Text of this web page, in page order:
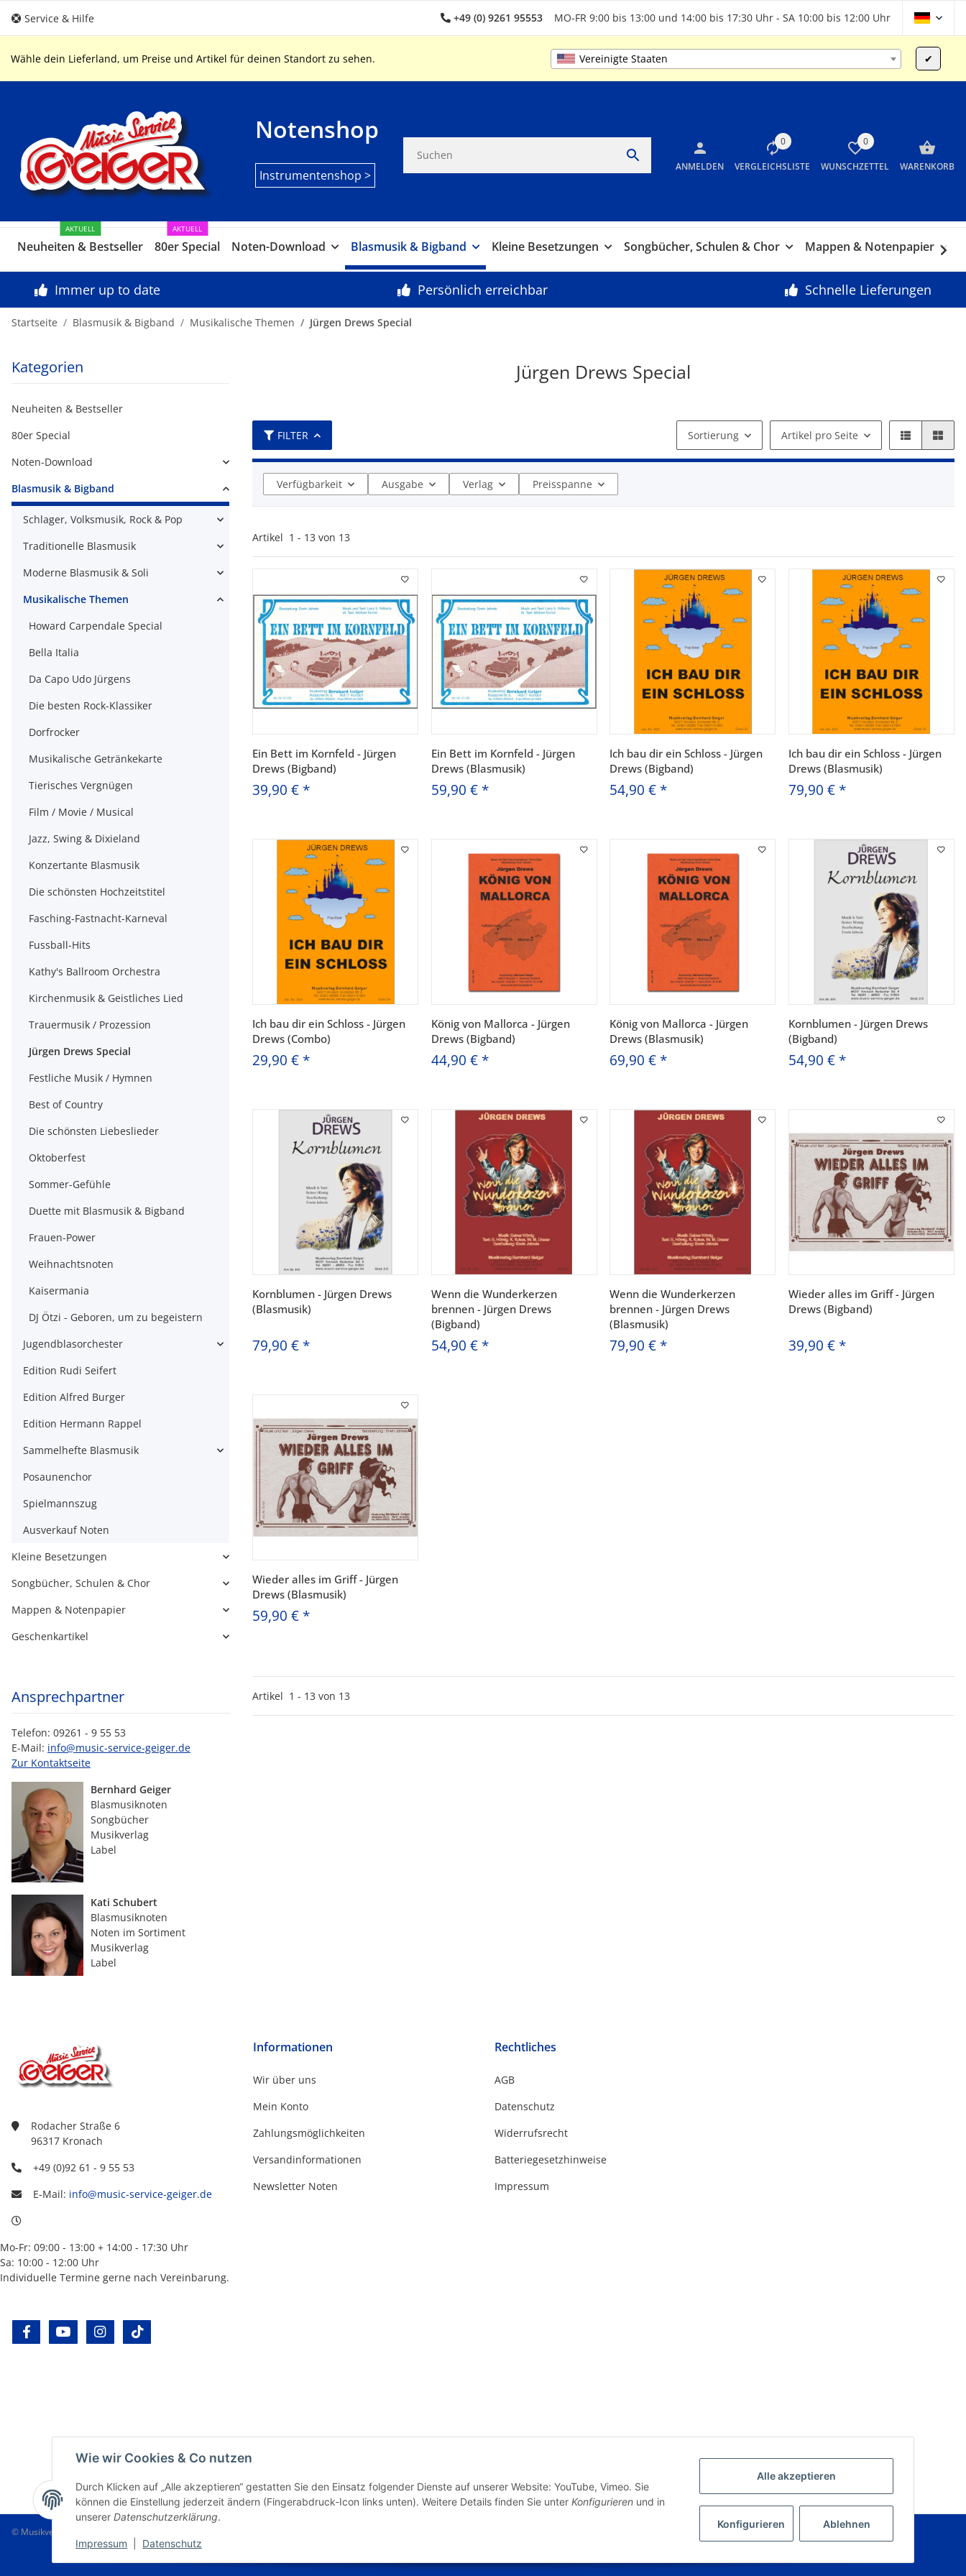
Wie wir Cookies & Co nutzen
Durch Klicken auf „Alle akzeptieren“ gestatten Sie den Einsatz folgender Dienste auf unserer Website: YouTube, Vimeo. Sie
können die Einstellung jederzeit ändern (Fingerabdruck-Icon links unten). Weitere Details finden Sie unter Konfigurieren und in
unserer Datenschutzerklärung.
Impressum Datenschutz
Alle akzeptieren
Konfigurieren Ablehnen
Service & Hilfe +49 (0) 9261 95553 MO-FR 9:00 bis 13:00 und 14:00 bis 17:30 Uhr - SA 10:00 bis 12:00 Uhr
Wähle dein Lieferland, um Preise und Artikel für deinen Standort zu sehen. Vereinigte Staaten ✔
Notenshop
Instrumentenshop >
ANMELDEN
0
VERGLEICHSLISTE
0
WUNSCHZETTEL WARENKORB
Neuheiten & Bestseller
AKTUELL
80er Special
AKTUELL
Noten-Download Blasmusik & Bigband Kleine Besetzungen Songbücher, Schulen & Chor Mappen & Notenpapier
Immer up to date Persönlich erreichbar Schnelle Lieferungen
Startseite Blasmusik & Bigband Musikalische Themen Jürgen Drews Special
Jürgen Drews Special
FILTER Sortierung Artikel pro Seite
Verfügbarkeit Ausgabe Verlag Preisspanne
Artikel 1 - 13 von 13
Ein Bett im Kornfeld - Jürgen
Drews (Bigband)
39,90 € *
Ein Bett im Kornfeld - Jürgen
Drews (Blasmusik)
59,90 € *
Ich bau dir ein Schloss - Jürgen
Drews (Bigband)
54,90 € *
Ich bau dir ein Schloss - Jürgen
Drews (Blasmusik)
79,90 € *
Ich bau dir ein Schloss - Jürgen
Drews (Combo)
29,90 € *
König von Mallorca - Jürgen
Drews (Bigband)
44,90 € *
König von Mallorca - Jürgen
Drews (Blasmusik)
69,90 € *
Kornblumen - Jürgen Drews
(Bigband)
54,90 € *
Kornblumen - Jürgen Drews
(Blasmusik)
79,90 € *
Wenn die Wunderkerzen
brennen - Jürgen Drews
(Bigband)
54,90 € *
Wenn die Wunderkerzen
brennen - Jürgen Drews
(Blasmusik)
79,90 € *
Wieder alles im Griff - Jürgen
Drews (Bigband)
39,90 € *
Wieder alles im Griff - Jürgen
Drews (Blasmusik)
59,90 € *
Artikel 1 - 13 von 13
Kategorien
Neuheiten & Bestseller
80er Special
Noten-Download
Blasmusik & Bigband
Schlager, Volksmusik, Rock & Pop
Traditionelle Blasmusik
Moderne Blasmusik & Soli
Musikalische Themen
Howard Carpendale Special
Bella Italia
Da Capo Udo Jürgens
Die besten Rock-Klassiker
Dorfrocker
Musikalische Getränkekarte
Tierisches Vergnügen
Film / Movie / Musical
Jazz, Swing & Dixieland
Konzertante Blasmusik
Die schönsten Hochzeitstitel
Fasching-Fastnacht-Karneval
Fussball-Hits
Kathy's Ballroom Orchestra
Kirchenmusik & Geistliches Lied
Trauermusik / Prozession
Jürgen Drews Special
Festliche Musik / Hymnen
Best of Country
Die schönsten Liebeslieder
Oktoberfest
Sommer-Gefühle
Duette mit Blasmusik & Bigband
Frauen-Power
Weihnachtsnoten
Kaisermania
DJ Ötzi - Geboren, um zu begeistern
Jugendblasorchester
Edition Rudi Seifert
Edition Alfred Burger
Edition Hermann Rappel
Sammelhefte Blasmusik
Posaunenchor
Spielmannszug
Ausverkauf Noten
Kleine Besetzungen
Songbücher, Schulen & Chor
Mappen & Notenpapier
Geschenkartikel
Ansprechpartner
Telefon: 09261 - 9 55 53
E-Mail: info@music-service-geiger.de
Zur Kontaktseite
Bernhard Geiger
Blasmusiknoten
Songbücher
Musikverlag
Label
Kati Schubert
Blasmusiknoten
Noten im Sortiment
Musikverlag
Label
Rodacher Straße 6
96317 Kronach
+49 (0)92 61 - 9 55 53
E-Mail: info@music-service-geiger.de
Mo-Fr: 09:00 - 13:00 + 14:00 - 17:30 Uhr
Sa: 10:00 - 12:00 Uhr
Individuelle Termine gerne nach Vereinbarung.
facebookyoutube instagram
Informationen
Wir über uns
Mein Konto
Zahlungsmöglichkeiten
Versandinformationen
Newsletter Noten
Rechtliches
AGB
Datenschutz
Widerrufsrecht
Batteriegesetzhinweise
Impressum
VERTRAG WIDERRUFEN
© Musikverlag Geiger - Kronach - Germany